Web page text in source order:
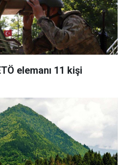
elemanı 11 kişi